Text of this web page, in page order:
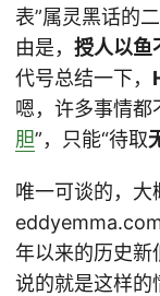
表”属灵黑话的
由是， 授人以鱼
代号总结一下，
嗯，许多事情都
胆”，只能“待取
唯一可谈的，
年以来的历史
说的就是这样的